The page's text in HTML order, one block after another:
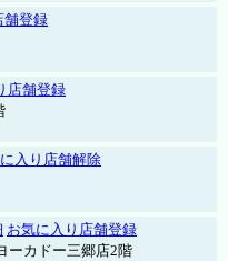
舗登録
店舗登録
入り店舗解除
お気に入り店舗登録
ーカドー三郷店2階